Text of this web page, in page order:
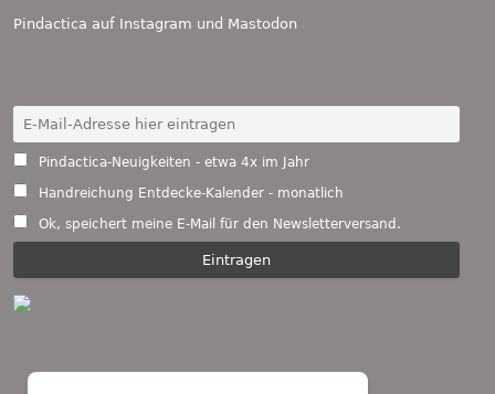
Pindactica auf Instagram und Mastodon
Pindactica-Neuigkeiten - etwa 4x im Jahr
Handreichung Entdecke-Kalender - monatlich
Ok, speichert meine E-Mail für den Newsletterversand.